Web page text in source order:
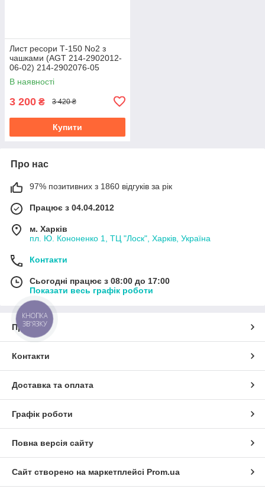
Лист ресори Т-150 No2 з
чашками (AGT 214-2902012-
06-02) 214-2902076-05
В наявності
3 200 ₴ 3 420 ₴
Купити
Про нас
97% позитивних з 1860 відгуків за рік
Працює з 04.04.2012
м. Харків
пл. Ю. Кононенко 1, ТЦ "Лоск", Харків, Україна
Контакти
Сьогодні працює з 08:00 до 17:00
Показати весь графік роботи
Про нас
Контакти
Доставка та оплата
Графік роботи
Повна версія сайту
Сайт створено на маркетплейсі Prom.ua
КНОПКА
ЗВ'ЯЗКУ